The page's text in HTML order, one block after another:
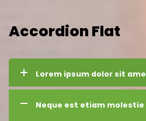
Accordion Flat
Lorem ipsum dolor sit
Neque est etiam molestie